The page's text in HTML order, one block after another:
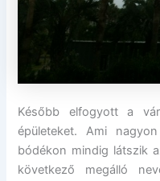
Később elfogyott a
épületeket. Ami
bódékon mindig látszik
következő megálló